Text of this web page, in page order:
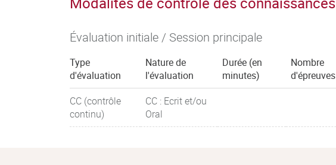
Évaluation initiale / Session principale
Type
d'évaluation
Nature de
l'évaluation
Durée (en
minutes)
Nombre
d'épreuves
CC (contrôle
continu)
CC : Ecrit et/ou
Oral